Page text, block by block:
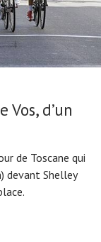
d’un
de Toscane qui
devant Shelley